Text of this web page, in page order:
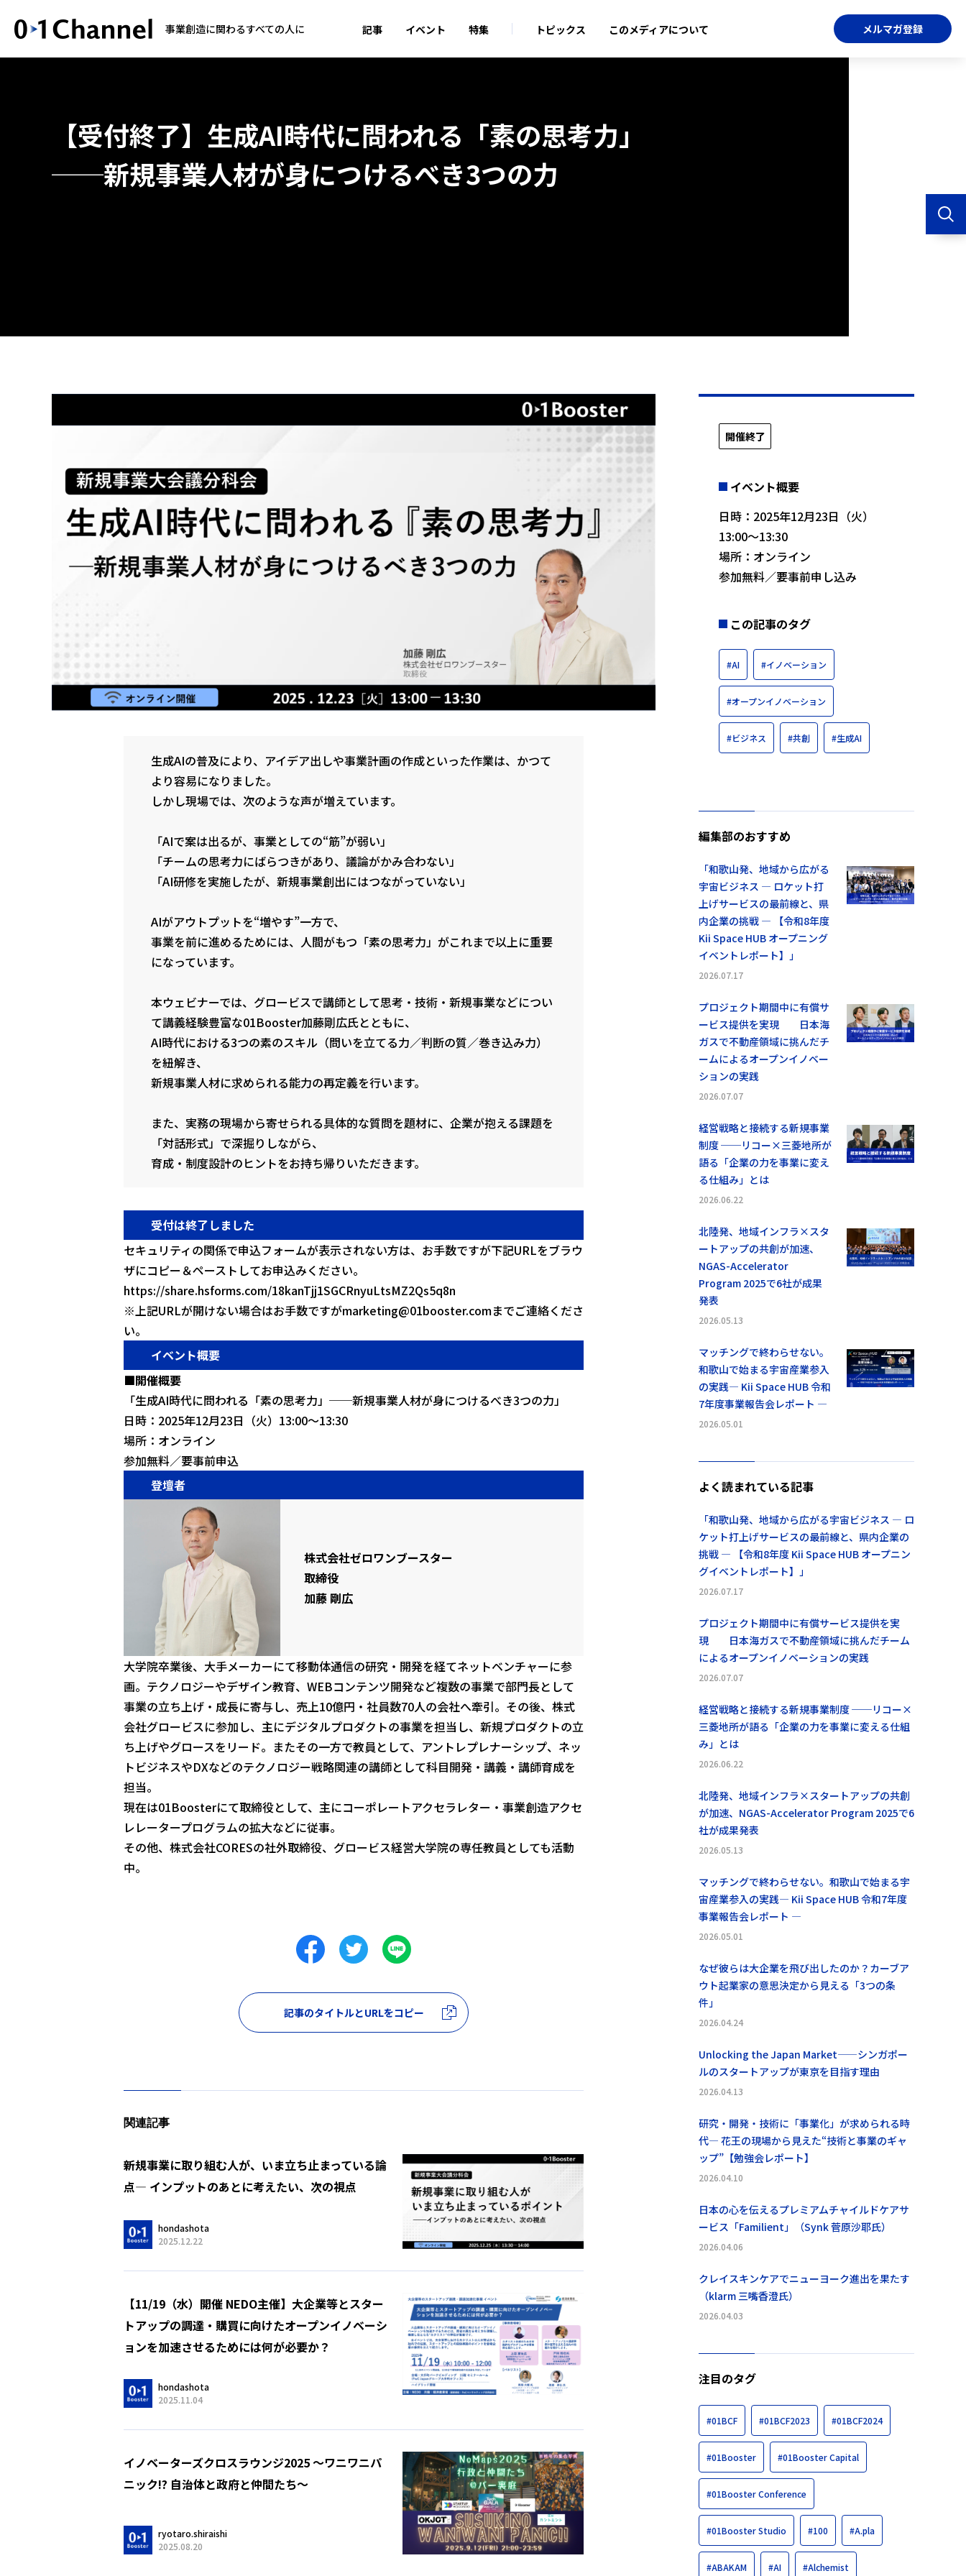
事業創造に関わるすべての人に 記事 イベント 特集 トピックス このメディアについて メルマガ登録
【受付終了】生成AI時代に問われる「素の思考力」
──新規事業人材が身につけるべき3つの力
生成AIの普及により、アイデア出しや事業計画の作成といった作業は、かつて
より容易になりました。
しかし現場では、次のような声が増えています。
「AIで案は出るが、事業としての“筋”が弱い」
「チームの思考力にばらつきがあり、議論がかみ合わない」
「AI研修を実施したが、新規事業創出にはつながっていない」
AIがアウトプットを“増やす”一方で、
事業を前に進めるためには、人間がもつ「素の思考力」がこれまで以上に重要
になっています。
本ウェビナーでは、グロービスで講師として思考・技術・新規事業などについ
て講義経験豊富な01Booster加藤剛広氏とともに、
AI時代における3つの素のスキル（問いを立てる力／判断の質／巻き込み力）
を紐解き、
新規事業人材に求められる能力の再定義を行います。
また、実務の現場から寄せられる具体的な質問を題材に、企業が抱える課題を
「対話形式」で深掘りしながら、
育成・制度設計のヒントをお持ち帰りいただきます。
受付は終了しました
セキュリティの関係で申込フォームが表示されない方は、お手数ですが下記URLをブラウ
ザにコピー＆ペーストしてお申込みください。
https://share.hsforms.com/18kanTjj1SGCRnyuLtsMZ2Qs5q8n
※上記URLが開けない場合はお手数ですがmarketing@01booster.comまでご連絡くださ
い。
イベント概要
■開催概要
「生成AI時代に問われる「素の思考力」──新規事業人材が身につけるべき3つの力」
日時：2025年12月23日（火）13:00〜13:30
場所：オンライン
参加無料／要事前申込
登壇者
株式会社ゼロワンブースター
取締役
加藤 剛広
大学院卒業後、大手メーカーにて移動体通信の研究・開発を経てネットベンチャーに参
画。テクノロジーやデザイン教育、WEBコンテンツ開発など複数の事業で部門長として
事業の立ち上げ・成長に寄与し、売上10億円・社員数70人の会社へ牽引。その後、株式
会社グロービスに参加し、主にデジタルプロダクトの事業を担当し、新規プロダクトの立
ち上げやグロースをリード。またその一方で教員として、アントレプレナーシップ、ネッ
トビジネスやDXなどのテクノロジー戦略関連の講師として科目開発・講義・講師育成を
担当。
現在は01Boosterにて取締役として、主にコーポレートアクセラレター・事業創造アクセ
レレータープログラムの拡大などに従事。
その他、株式会社CORESの社外取締役、グロービス経営大学院の専任教員としても活動
中。
記事のタイトルとURLをコピー
関連記事
新規事業に取り組む人が、いま立ち止まっている論
点― インプットのあとに考えたい、次の視点
hondashota
2025.12.22
【11/19（水）開催 NEDO主催】大企業等とスター
トアップの調達・購買に向けたオープンイノベーシ
ョンを加速させるためには何が必要か？
hondashota
2025.11.04
イノベーターズクロスラウンジ2025 〜ワニワニパ
ニック!? 自治体と政府と仲間たち〜
ryotaro.shiraishi
2025.08.20
開催終了
イベント概要
日時：2025年12月23日（火）
13:00〜13:30
場所：オンライン
参加無料／要事前申し込み
この記事のタグ
#AI #イノベーション
#オープンイノベーション
#ビジネス #共創 #生成AI
編集部のおすすめ
「和歌山発、地域から広がる
宇宙ビジネス ― ロケット打
上げサービスの最前線と、県
内企業の挑戦 ― 【令和8年度
Kii Space HUB オープニング
イベントレポート】」
2026.07.17
プロジェクト期間中に有償サ
ービス提供を実現 日本海
ガスで不動産領域に挑んだチ
ームによるオープンイノベー
ションの実践
2026.07.07
経営戦略と接続する新規事業
制度 ──リコー×三菱地所が
語る「企業の力を事業に変え
る仕組み」とは
2026.06.22
北陸発、地域インフラ×スタ
ートアップの共創が加速、
NGAS-Accelerator
Program 2025で6社が成果
発表
2026.05.13
マッチングで終わらせない。
和歌山で始まる宇宙産業参入
の実践― Kii Space HUB 令和
7年度事業報告会レポート ―
2026.05.01
よく読まれている記事
「和歌山発、地域から広がる宇宙ビジネス ― ロ
ケット打上げサービスの最前線と、県内企業の
挑戦 ― 【令和8年度 Kii Space HUB オープニン
グイベントレポート】」
2026.07.17
プロジェクト期間中に有償サービス提供を実
現 日本海ガスで不動産領域に挑んだチーム
によるオープンイノベーションの実践
2026.07.07
経営戦略と接続する新規事業制度 ──リコー×
三菱地所が語る「企業の力を事業に変える仕組
み」とは
2026.06.22
北陸発、地域インフラ×スタートアップの共創
が加速、NGAS-Accelerator Program 2025で6
社が成果発表
2026.05.13
マッチングで終わらせない。和歌山で始まる宇
宙産業参入の実践― Kii Space HUB 令和7年度
事業報告会レポート ―
2026.05.01
なぜ彼らは大企業を飛び出したのか？カーブア
ウト起業家の意思決定から見える「3つの条
件」
2026.04.24
Unlocking the Japan Market——シンガポー
ルのスタートアップが東京を目指す理由
2026.04.13
研究・開発・技術に「事業化」が求められる時
代― 花王の現場から見えた“技術と事業のギャ
ップ”【勉強会レポート】
2026.04.10
日本の心を伝えるプレミアムチャイルドケアサ
ービス「Familient」（Synk 菅原沙耶氏）
2026.04.06
クレイスキンケアでニューヨーク進出を果たす
（klarm 三嘴香澄氏）
2026.04.03
注目のタグ
#01BCF #01BCF2023 #01BCF2024
#01Booster #01Booster Capital
#01Booster Conference
#01Booster Studio #100 #A.pla
#ABAKAM #AI #Alchemist